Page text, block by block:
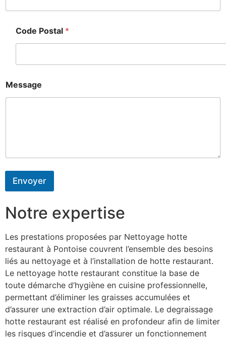
Code Postal *
Message
Envoyer
Notre expertise
Les prestations proposées par Nettoyage hotte
restaurant à Pontoise couvrent l’ensemble des besoins
liés au nettoyage et à l’installation de hotte restaurant.
Le nettoyage hotte restaurant constitue la base de
toute démarche d’hygiène en cuisine professionnelle,
permettant d’éliminer les graisses accumulées et
d’assurer une extraction d’air optimale. Le degraissage
hotte restaurant est réalisé en profondeur afin de limiter
les risques d’incendie et d’assurer un fonctionnement